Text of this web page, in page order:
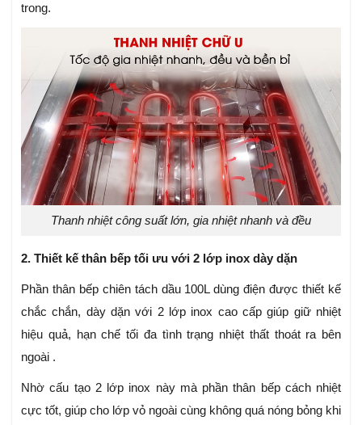
trong.
Thanh nhiệt công suất lớn, gia nhiệt nhanh và đều
2. Thiết kế thân bếp tối ưu với 2 lớp inox dày dặn
Phần thân bếp chiên tách dầu 100L dùng điện được thiết kế
chắc chắn, dày dặn với 2 lớp inox cao cấp giúp giữ nhiệt
hiệu quả, hạn chế tối đa tình trạng nhiệt thất thoát ra bên
ngoài .
Nhờ cấu tạo 2 lớp inox này mà phần thân bếp cách nhiệt
cực tốt, giúp cho lớp vỏ ngoài cùng không quá nóng bỏng khi